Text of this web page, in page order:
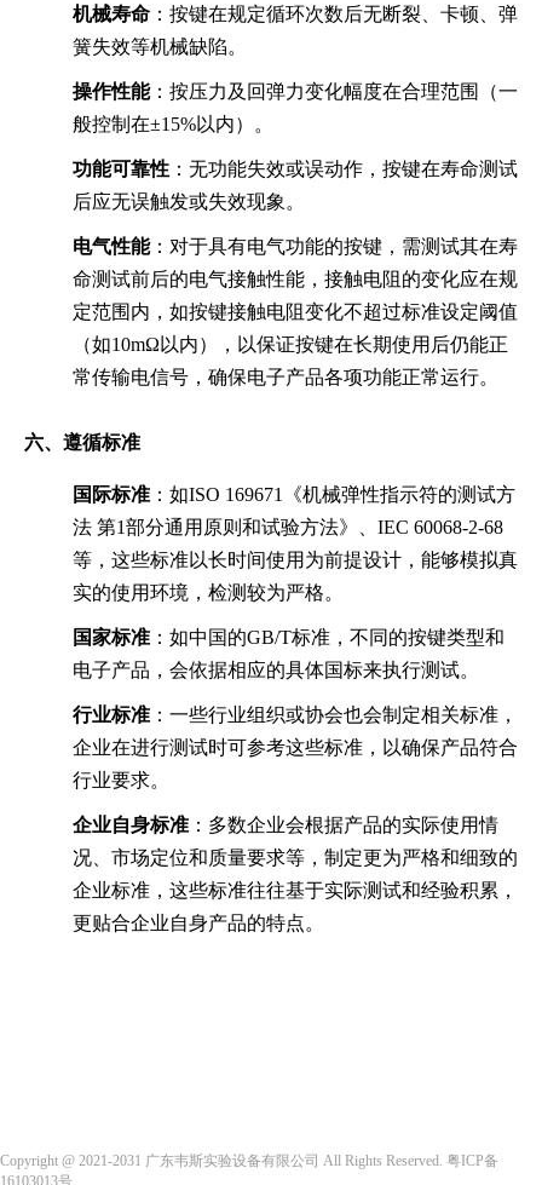
机械寿命 ：按键在规定循环次数后无断裂、卡顿、弹
簧失效等机械缺陷。
操作性能：按压力及回弹力变化幅度在合理范围（一
般控制在±15%以内）。
功能可靠性 ：无功能失效或误动作，按键在寿命测试
后应无误触发或失效现象。
电气性能：对于具有电气功能的按键，需测试其在寿
命测试前后的电气接触性能，接触电阻的变化应在规
定范围内，如按键接触电阻变化不超过标准设定阈值
（如10mΩ以内），以保证按键在长期使用后仍能正
常传输电信号，确保电子产品各项功能正常运行。
六、遵循标准
国际标准 ：如ISO 169671《机械弹性指示符的测试方
法 第1部分通用原则和试验方法》、IEC 60068-2-68
等，这些标准以长时间使用为前提设计，能够模拟真
实的使用环境，检测较为严格。
国家标准 ：如中国的GB/T标准，不同的按键类型和
电子产品，会依据相应的具体国标来执行测试。
行业标准 ：一些行业组织或协会也会制定相关标准，
企业在进行测试时可参考这些标准，以确保产品符合
行业要求。
企业自身标准 ：多数企业会根据产品的实际使用情
况、市场定位和质量要求等，制定更为严格和细致的
企业标准，这些标准往往基于实际测试和经验积累，
更贴合企业自身产品的特点。
Copyright @ 2021-2031 广东韦斯实验设备有限公司 All Rights Reserved. 粤ICP备
16103013号